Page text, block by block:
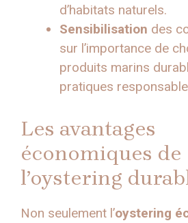
d’habitats naturels.
Sensibilisation des
sur l’importance de
produits marins
pratiques
Les avantages
économiques de
l’oystering
Non seulement l’oystering